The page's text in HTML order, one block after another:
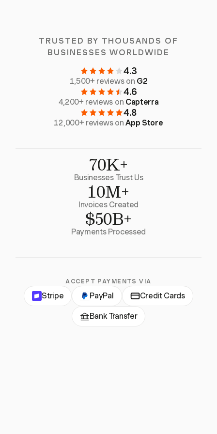
TRUSTED BY THOUSANDS OF
BUSINESSES WORLDWIDE
4.3
1,500+ reviews on G2
4.6
4,200+ reviews on Capterra
4.8
12,000+ reviews onApp Store
70K+
Businesses Trust Us
10M+
Invoices Created
$50B+
Payments Processed
ACCEPT PAYMENTS VIA
Stripe PayPal Credit Cards
Bank Transfer